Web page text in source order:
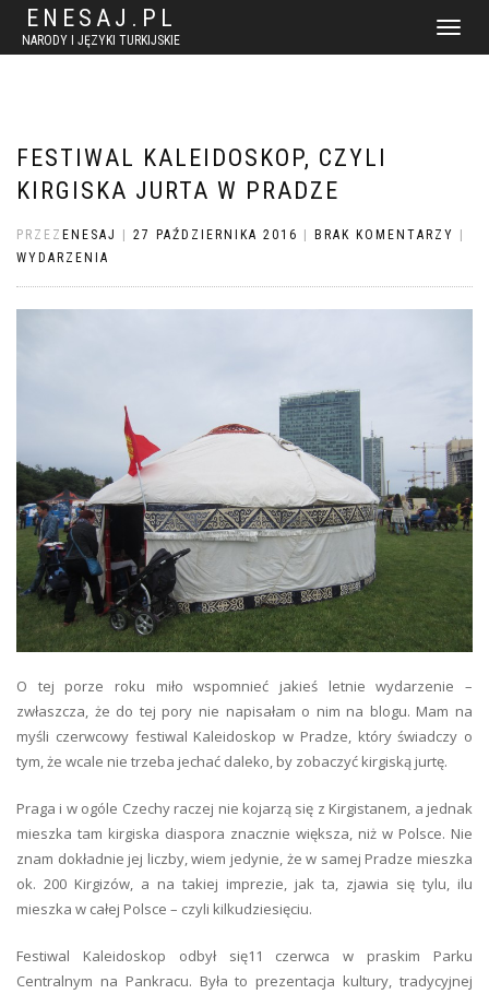
ENESAJ.PL
NARODY I JĘZYKI TURKIJSKIE
WŁĄCZ
FESTIWAL KALEIDOSKOP, CZYLI
KIRGISKA JURTA W PRADZE
PRZEZ ENESAJ 27 PAŹDZIERNIKA 2016 BRAK KOMENTARZY
WYDARZENIA
O tej porze roku miło wspomnieć jakieś letnie wydarzenie –
zwłaszcza, że do tej pory nie napisałam o nim na blogu. Mam na
myśli czerwcowy festiwal Kaleidoskop w Pradze, który świadczy o
tym, że wcale nie trzeba jechać daleko, by zobaczyć kirgiską jurtę.
Praga i w ogóle Czechy raczej nie kojarzą się z Kirgistanem, a jednak
mieszka tam kirgiska diaspora znacznie większa, niż w Polsce. Nie
znam dokładnie jej liczby, wiem jedynie, że w samej Pradze mieszka
ok. 200 Kirgizów, a na takiej imprezie, jak ta, zjawia się tylu, ilu
mieszka w całej Polsce – czyli kilkudziesięciu.
Festiwal Kaleidoskop odbył się11 czerwca w praskim Parku
Centralnym na Pankracu. Była to prezentacja kultury, tradycyjnej